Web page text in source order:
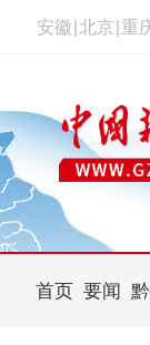
安徽 北京 重
首页 要闻